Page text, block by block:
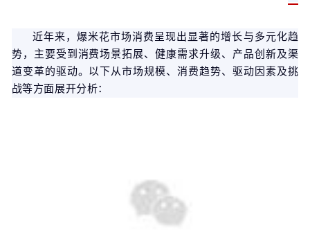
近年来，爆米花市场消费呈现出显著的增长与多元化趋
势，主要受到消费场景拓展、健康需求升级、产品创新及渠
道变革的驱动。以下从市场规模、消费趋势、驱动因素及挑
战等方面展开分析：